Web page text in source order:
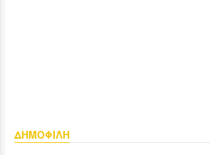
ΔΗΜΟΦΙΛΗ